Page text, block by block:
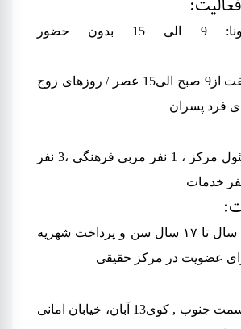
در ایام کرونا: 9 الی 15 بدون حضور
مرکز در یک شیفت از9 صبح الی15 عصر / روزهای زوج
فرد پسران
۱ نفر مربی مسئول مرکز ، 1 نفر مربی فرهنگی ،3 نفر
داشتن حداقل ۶ سال تا ۱۷ سال سن و پرداخت شهریه
شهید رجایی به سمت جنوب , کوی13 آبان، خیابان امانی